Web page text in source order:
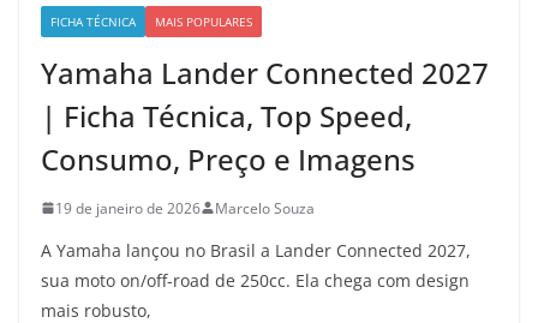
FICHA TÉCNICA MAIS POPULARES
Yamaha Lander Connected 2027
| Ficha Técnica, Top Speed,
Consumo, Preço e Imagens
19 de janeiro de 2026 Marcelo Souza
A Yamaha lançou no Brasil a Lander Connected 2027,
sua moto on/off-road de 250cc. Ela chega com design
mais robusto,